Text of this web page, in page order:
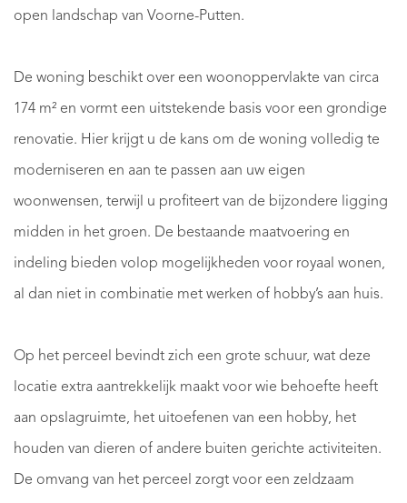
open landschap van Voorne-Putten.
De woning beschikt over een woonoppervlakte van circa
174 m² en vormt een uitstekende basis voor een grondige
renovatie. Hier krijgt u de kans om de woning volledig te
moderniseren en aan te passen aan uw eigen
woonwensen, terwijl u profiteert van de bijzondere ligging
midden in het groen. De bestaande maatvoering en
indeling bieden volop mogelijkheden voor royaal wonen,
al dan niet in combinatie met werken of hobby’s aan huis.
Op het perceel bevindt zich een grote schuur, wat deze
locatie extra aantrekkelijk maakt voor wie behoefte heeft
aan opslagruimte, het uitoefenen van een hobby, het
houden van dieren of andere buiten gerichte activiteiten.
De omvang van het perceel zorgt voor een zeldzaam